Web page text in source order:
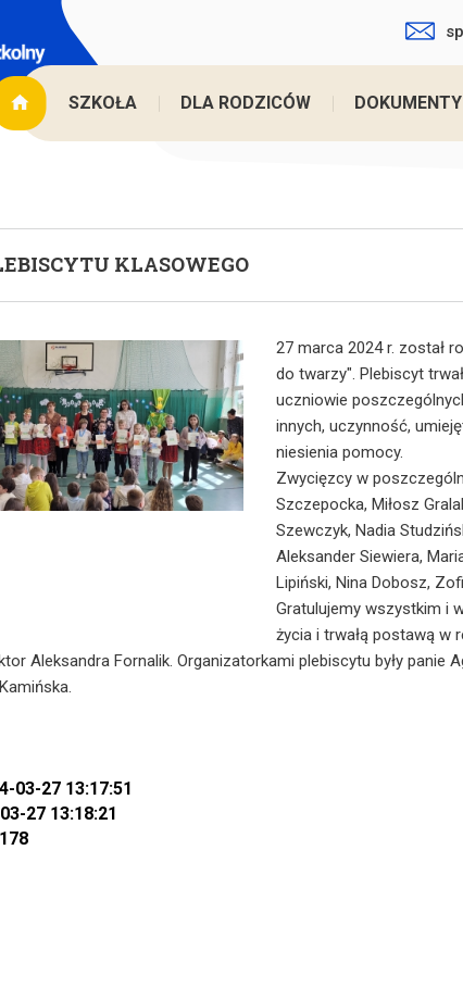
SZKOŁA DLA RODZICÓW DOKUMENTY
KLASOWEGO
27 marca 2024 r. został
do twarzy". Plebiscyt
uczniowie
innych, uczynność,
niesienia pomocy.
Zwycięzcy w
Szczepocka, Miłosz
Szewczyk, Nadia
Aleksander Siewiera,
Lipiński, Nina Dobosz,
Gratulujemy wszystkim i
życia i trwałą postawą w
Aleksandra Fornalik. Organizatorkami plebiscytu były panie
03-27 13:17:51
27 13:18:21
178